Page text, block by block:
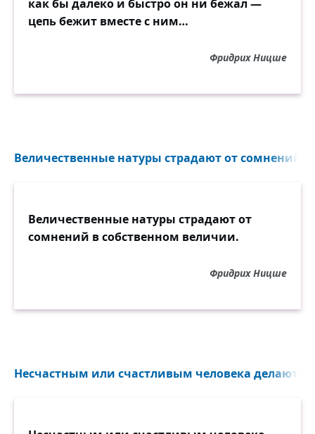
как бы далеко и быстро он ни бежал —
цепь бежит вместе с ним…
Фридрих Ницше
Величественные натуры страдают от сомнений...
Величественные натуры страдают от
сомнений в собственном величии.
Фридрих Ницше
Несчастным или счастливым человека делают